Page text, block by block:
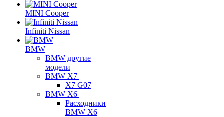
MINI Cooper
Infiniti Nissan
BMW
BMW другие
модели
BMW X7
X7 G07
BMW X6
Расходники
BMW X6